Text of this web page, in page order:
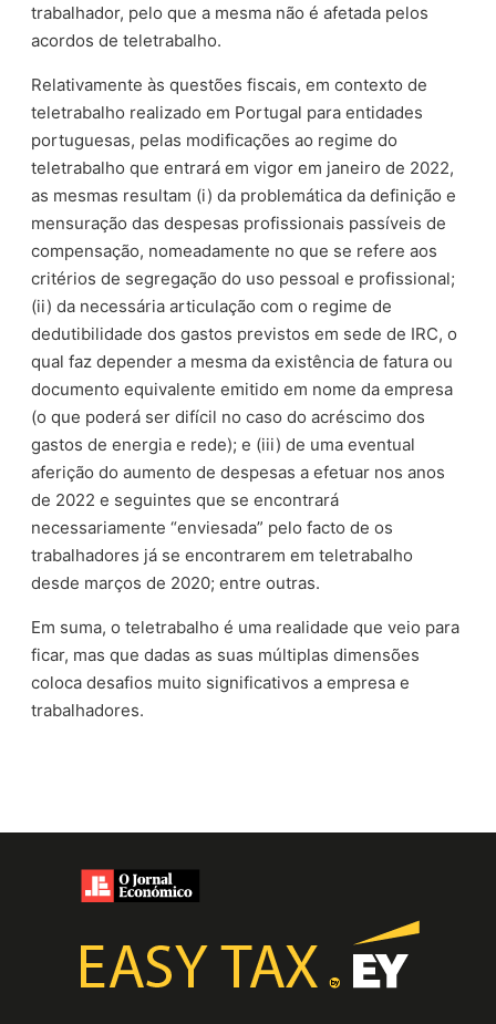
trabalhador, pelo que a mesma não é afetada pelos
acordos de teletrabalho.
Relativamente às questões fiscais, em contexto de
teletrabalho realizado em Portugal para entidades
portuguesas, pelas modificações ao regime do
teletrabalho que entrará em vigor em janeiro de 2022,
as mesmas resultam (i) da problemática da definição e
mensuração das despesas profissionais passíveis de
compensação, nomeadamente no que se refere aos
critérios de segregação do uso pessoal e profissional;
(ii) da necessária articulação com o regime de
dedutibilidade dos gastos previstos em sede de IRC, o
qual faz depender a mesma da existência de fatura ou
documento equivalente emitido em nome da empresa
(o que poderá ser difícil no caso do acréscimo dos
gastos de energia e rede); e (iii) de uma eventual
aferição do aumento de despesas a efetuar nos anos
de 2022 e seguintes que se encontrará
necessariamente “enviesada” pelo facto de os
trabalhadores já se encontrarem em teletrabalho
desde marços de 2020; entre outras.
Em suma, o teletrabalho é uma realidade que veio para
ficar, mas que dadas as suas múltiplas dimensões
coloca desafios muito significativos a empresa e
trabalhadores.